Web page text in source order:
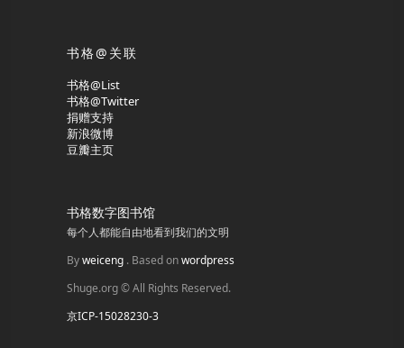
书格@关联
书格@List
书格@Twitter
捐赠支持
新浪微博
豆瓣主页
书格数字图书馆
每个人都能自由地看到我们的文明
Byweiceng . Based onwordpress
Shuge.org © All Rights Reserved.
京ICP-15028230-3